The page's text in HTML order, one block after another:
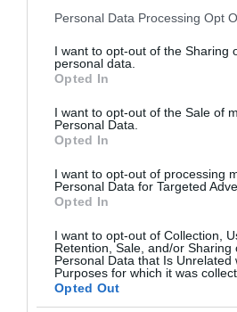
Please note that this website/app
not limited to your visit or usage
grant or deny consent to Google
use your data for below specified
consent section.
Personal Data Processing Opt
I want to opt-out of the Sharing
personal data.
Opted In
I want to opt-out of the Sale of
Personal Data.
Opted In
I want to opt-out of processing
Personal Data for Targeted
Opted In
I want to opt-out of Collection,
Retention, Sale, and/or Sharing
Personal Data that Is Unrelated
Purposes for which it was
Opted Out